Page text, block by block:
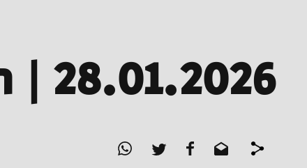
28.01.2026 | היציע הצפוני